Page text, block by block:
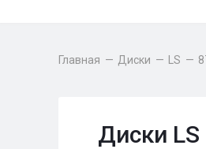
Главная — Диски — LS —
Диски LS